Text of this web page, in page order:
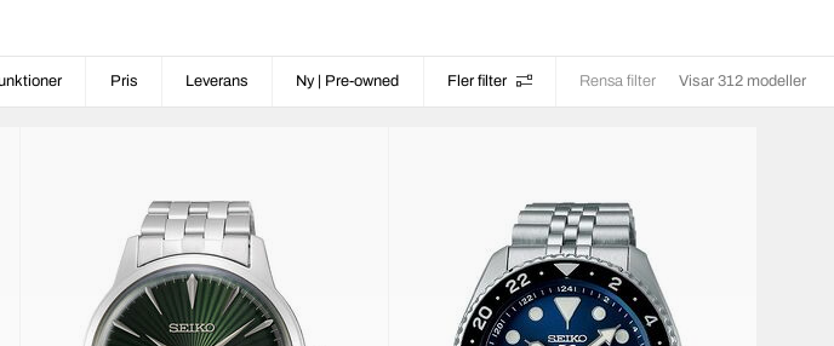
Pris Leverans Ny | Pre-owned Fler filter Rensa filter Visar 312 modeller